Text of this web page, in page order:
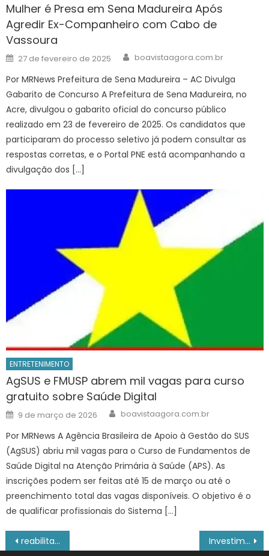
Mulher é Presa em Sena Madureira Após
Agredir Ex-Companheiro com Cabo de
Vassoura
Posted
on
27 de fevereiro de 2025 Author
boavistaagora.com.br
Por MRNews Prefeitura de Sena Madureira – AC Divulga
Gabarito de Concurso A Prefeitura de Sena Madureira, no
Acre, divulgou o gabarito oficial do concurso público
realizado em 23 de fevereiro de 2025. Os candidatos que
participaram do processo seletivo já podem consultar as
respostas corretas, e o Portal PNE está acompanhando a
divulgação dos […]
ENTRETENIMENTO
AgSUS e FMUSP abrem mil vagas para curso
gratuito sobre Saúde Digital
Posted
on
9 de março de 2026 Author
boavistaagora.com.br
Por MRNews A Agência Brasileira de Apoio à Gestão do SUS
(AgSUS) abriu mil vagas para o Curso de Fundamentos de
Saúde Digital na Atenção Primária à Saúde (APS). As
inscrições podem ser feitas até 15 de março ou até o
preenchimento total das vagas disponíveis. O objetivo é o
de qualificar profissionais do Sistema […]
Navegação
reabilitação de animais em MS ganha reforço e amplia parceria entre CRAS, Gretap e Ibama – Agência de Noticias do Governo de Mato Grosso do Sul Investimentos do Governo de Minas movimentam o mercado estadual com inovações tecnológicas